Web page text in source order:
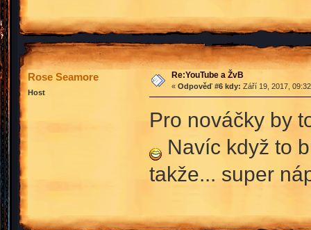
Rose Seamore
Host
Re:YouTube a ŽvB
« Odpověď #6 kdy: Září 19, 2017,
Pro nováčky by
Navíc když to
takže... super